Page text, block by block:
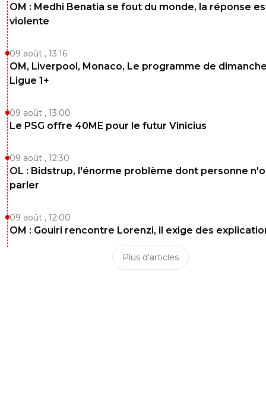
OM : Medhi Benatia se fout du monde, la réponse
violente
09 août , 13:16
OM, Liverpool, Monaco, Le programme de
Ligue 1+
09 août , 13:00
Le PSG offre 40ME pour le futur Vinicius
09 août , 12:30
OL : Bidstrup, l'énorme problème dont personne
parler
09 août , 12:00
OM : Gouiri rencontre Lorenzi, il exige des
Plus d'articles